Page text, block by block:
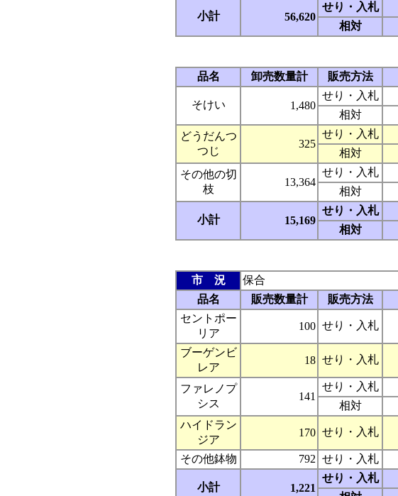
小計 56,620
せり・入札
相対
品名 卸売数量計 販売方法
そけい 1,480
せり・入札
相対
どうだんつ
つじ
325
せり・入札
相対
その他の切
枝
13,364
せり・入札
相対
小計 15,169
せり・入札
相対
市 況
保合
品名
販売数量計 販売方法
セントポー
リア
100 せり・入札
ブーゲンビ
レア
18 せり・入札
ファレノプ
シス
141
せり・入札
相対
ハイドラン
ジア
170 せり・入札
その他鉢物 792 せり・入札
小計 1,221
せり・入札